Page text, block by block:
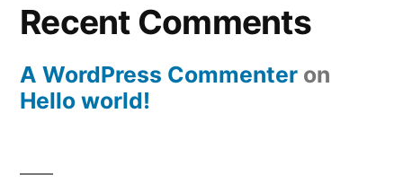
Recent Comments
A WordPress Commenter on
Hello world!